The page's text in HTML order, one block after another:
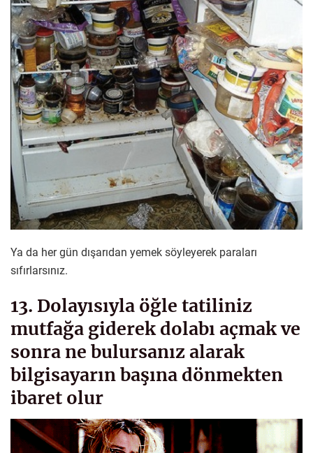
Ya da her gün dışarıdan yemek söyleyerek paraları
sıfırlarsınız.
13. Dolayısıyla öğle tatiliniz
mutfağa giderek dolabı açmak ve
sonra ne bulursanız alarak
bilgisayarın başına dönmekten
ibaret olur